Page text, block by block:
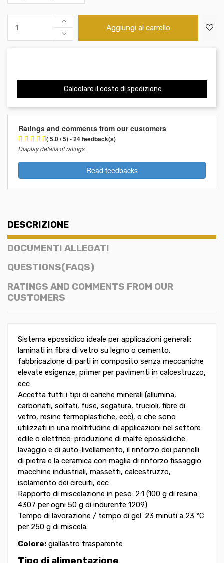
Aggiungi al carrello
Calcolare il costo di spedizione
Ratings and comments from our customers
( 5.0 / 5) - 24 feedback(s)
Display details of ratings
Read feedbacks
DESCRIZIONE
DOCUMENTI ALLEGATI
QUESTIONS(FAQS)
RATINGS AND COMMENTS FROM OUR
CUSTOMERS
Sistema epossidico ideale per applicazioni generali:
laminati in fibra di vetro su legno o cemento,
fabbricazione di parti in composito senza meccaniche
elevate esigenze, primer per pavimenti in calcestruzzo,
ecc
Accetta tutti i tipi di cariche minerali (allumina,
carbonati, solfati, fuse, segatura, trucioli, fibre di
vetro, resine termoplastiche, ecc), o che sono
utilizzati in una moltitudine di applicazioni nel settore
edile o elettrico: produzione di malte epossidiche
lavaggio e di auto-livellamento, il rinforzo dei pannelli
di pietra e la ceramica con maglia di rinforzo fissaggio
macchine industriali, massetti, calcestruzzo,
isolamento dei circuiti, ecc
Rapporto di miscelazione in peso: 2:1 (100 g di resina
4307 per ogni 50 g di indurente 1209)
Tempo di lavorazione / tempo di gel: 23 minuti a 23 °C
per 250 g di miscela.
Colore: giallastro trasparente